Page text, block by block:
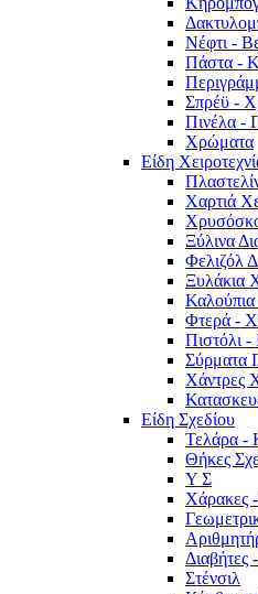
Νέφτι -
Πάστα -
Σπρέϋ -
Πινέλα -
Χρώματα
Είδη
Χαρτιά
Ξύλινα
Φελιζόλ
Ξυλάκια
Φτερά -
Πιστόλι -
Σύρματα
Χάντρες
Είδη Σχεδίου
Τελάρα -
Θήκες
Υ Σ
Χάρακες
Διαβήτες
Στένσιλ